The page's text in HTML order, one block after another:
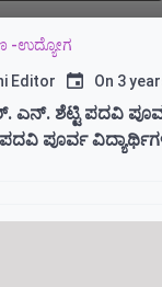
-ಉದ್ಯೋಗ
Editor On 3
ಎನ್. ಶೆಟ್ಟಿ‌ ಪದವಿ
ಪೂರ್ವ